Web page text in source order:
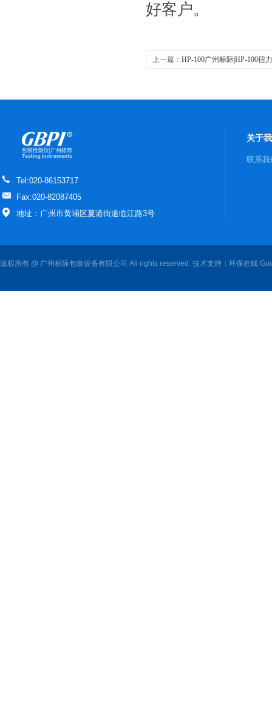
好客户。
上一篇： HP-100广州标际|HP-100扭
Tel:020-86153717
Fax:020-82087405
地址：广州市黄埔区夏港街道临江路3号
关于
联系我
版权所有 @ 广州标际包装设备有限公司 All rights reserved. 技术支持： 环保在线